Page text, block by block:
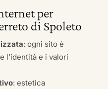
per
di Spoleto
: ogni sito è
l’identità e i valori
: estetica